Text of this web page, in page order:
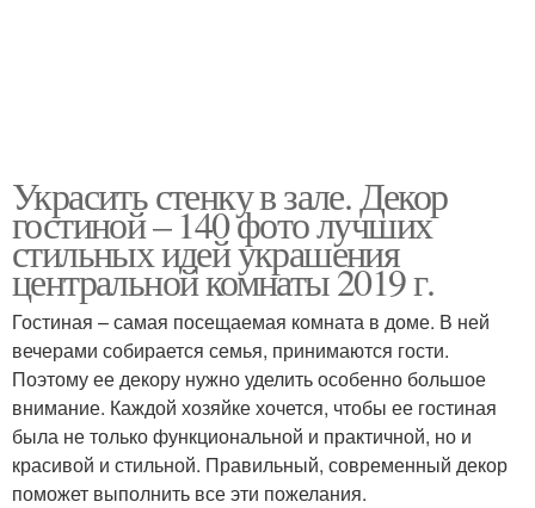
Украсить стенку в зале. Декор
гостиной – 140 фото лучших
стильных идей украшения
центральной комнаты 2019 г.
Гостиная – самая посещаемая комната в доме. В ней
вечерами собирается семья, принимаются гости.
Поэтому ее декору нужно уделить особенно большое
внимание. Каждой хозяйке хочется, чтобы ее гостиная
была не только функциональной и практичной, но и
красивой и стильной. Правильный, современный декор
поможет выполнить все эти пожелания.